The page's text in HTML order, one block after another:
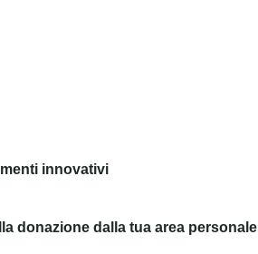
innovativi
donazione dalla tua area personale